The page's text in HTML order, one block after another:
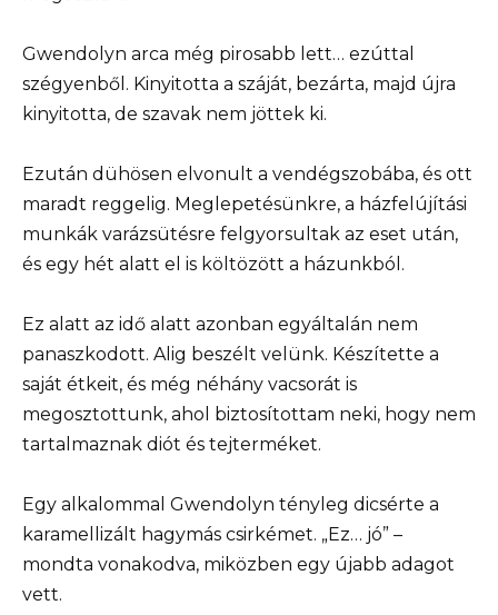
Gwendolyn arca még pirosabb lett… ezúttal
szégyenből. Kinyitotta a száját, bezárta, majd újra
kinyitotta, de szavak nem jöttek ki.
Ezután dühösen elvonult a vendégszobába, és ott
maradt reggelig. Meglepetésünkre, a házfelújítási
munkák varázsütésre felgyorsultak az eset után,
és egy hét alatt el is költözött a házunkból.
Ez alatt az idő alatt azonban egyáltalán nem
panaszkodott. Alig beszélt velünk. Készítette a
saját étkeit, és még néhány vacsorát is
megosztottunk, ahol biztosítottam neki, hogy nem
tartalmaznak diót és tejterméket.
Egy alkalommal Gwendolyn tényleg dicsérte a
karamellizált hagymás csirkémet. „Ez… jó” –
mondta vonakodva, miközben egy újabb adagot
vett.